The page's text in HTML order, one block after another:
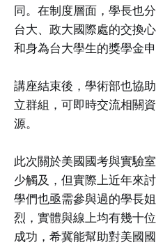
同。在制度層面，學長也
台大、政大國際處的交換
和身為台大學生的獎學金
講座結束後，學術部也協
立群組，可即時交流相關
源。
此次關於美國國考與實驗
少觸及，但實際上近年來
學們也亟需參與過的學長
烈，實體與線上均有幾十
成功，希冀能幫助對美國